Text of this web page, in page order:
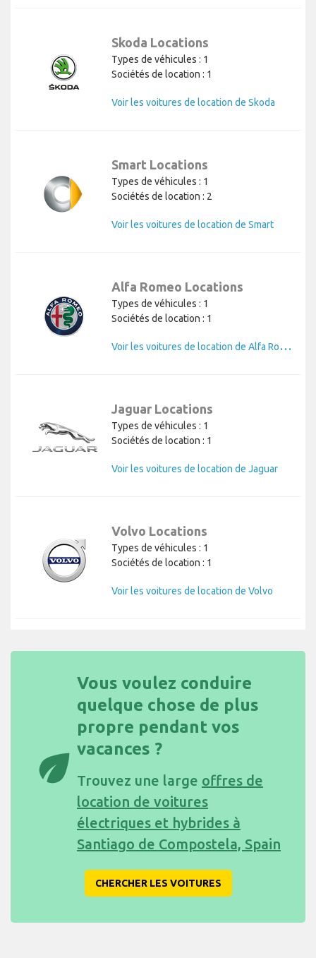
Skoda Locations
Types de véhicules : 1
Sociétés de location : 1
Voir les voitures de location de Skoda
Smart Locations
Types de véhicules : 1
Sociétés de location : 2
Voir les voitures de location de Smart
Alfa Romeo Locations
Types de véhicules : 1
Sociétés de location : 1
V
oir les voitures de location de Alfa Romeo
Jaguar Locations
Types de véhicules : 1
Sociétés de location : 1
Voir les voitures de location de Jaguar
Volvo Locations
Types de véhicules : 1
Sociétés de location : 1
Voir les voitures de location de Volvo
eco
Vous voulez conduire
quelque chose de plus
propre pendant vos
vacances ?
Trouvez une large offres de
location de voitures
électriques et hybrides à
Santiago de Compostela, Spain
CHERCHER LES VOITURES